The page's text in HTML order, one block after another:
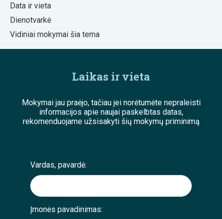
Data ir vieta
Dienotvarkė
Vidiniai mokymai šia tema
Laikas ir vieta
Mokymai jau praėjo, tačiau jei norėtumėte nepraleisti
informacijos apie naujai paskelbtas datas,
rekomenduojame užsisakyti šių mokymų priminimą
;
Vardas, pavardė:
Įmonės pavadinimas: